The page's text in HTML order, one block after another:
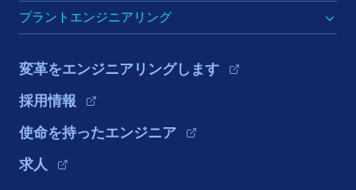
プラントエンジニアリング
変革をエンジニアリングします
採用情報
使命を持ったエンジニア
求人